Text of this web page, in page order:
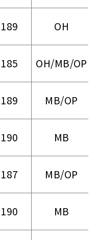
189 OH
185 OH/MB/OP
189 MB/OP
190 MB
187 MB/OP
190 MB